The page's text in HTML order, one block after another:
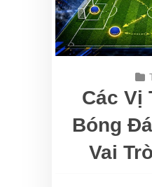
Các Vị
Bóng
Vai